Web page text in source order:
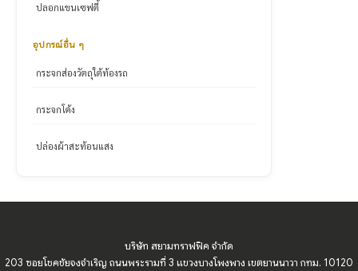
ปลอกแขนเซฟตี้
อุปกรณ์อื่น ๆ
กระจกส่องวัตถุใต้ท้องรถ
กระจกโค้ง
ปล่องผ้าสะท้อนแสง
บริษัท สยามทราฟฟิค จำกัด
203 ซอยโชคชัยจงจำเริญ ถนนพระรามที่ 3 แขวงบางโพงพาง เขตยานนาวา กทม. 10120